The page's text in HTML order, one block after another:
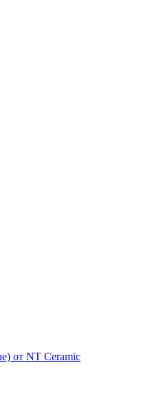
от NT Ceramic